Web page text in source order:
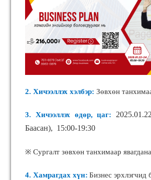
2. Хичээллэх хэлбэр: Зөвхөн
3. Хичээллэх өдөр, цаг:
Баасан), 15:00-19:30
※ Сургалт зөвхөн танхимаар
4. Хамрагдах хүн: Бизнес эрхлэгчид